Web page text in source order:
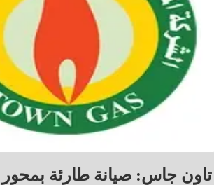
تاون جاس: صيانة طارئة بمحور